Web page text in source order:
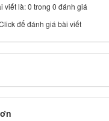
viết là: 0 trong 0 đánh giá
để đánh giá bài viết